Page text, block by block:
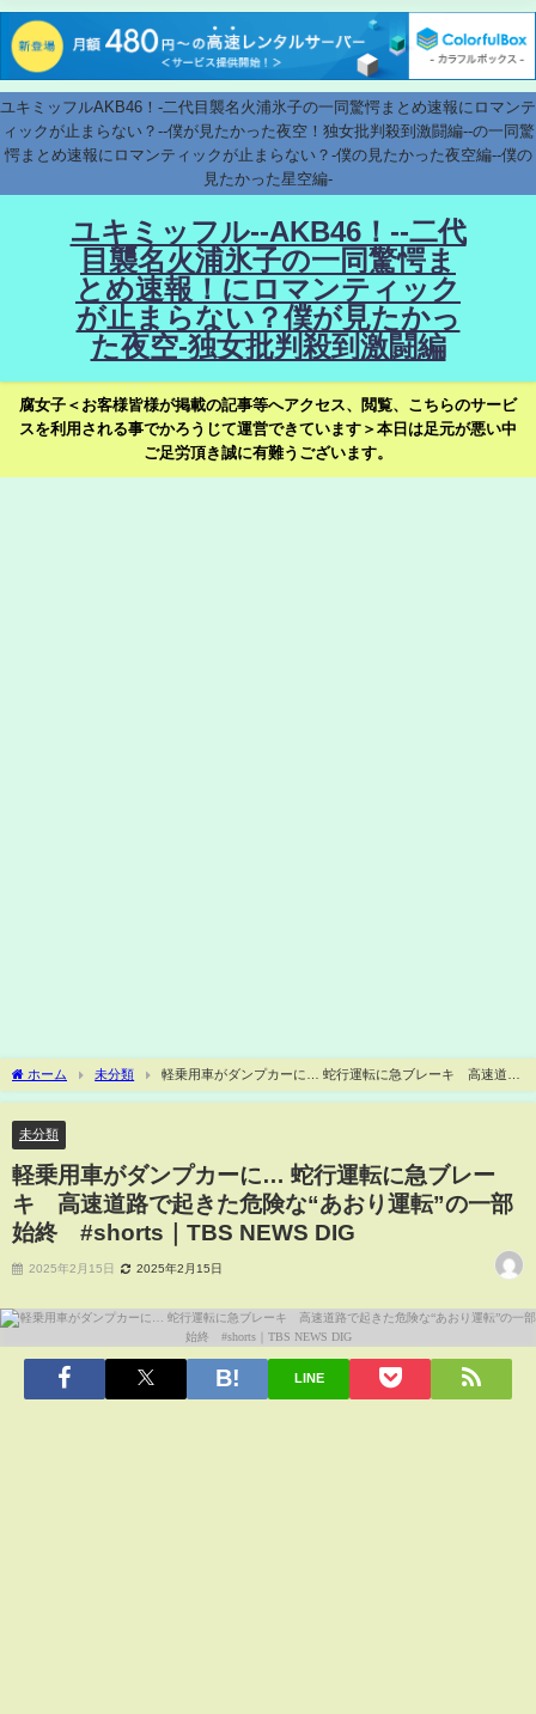
ユキミッフルAKB46！-二代目襲名火浦氷子の一同驚愕まとめ速報にロマンテ
ィックが止まらない？--僕が見たかった夜空！独女批判殺到激闘編--の一同驚
愕まとめ速報にロマンティックが止まらない？-僕の見たかった夜空編--僕の
見たかった星空編-
ユキミッフル--AKB46！--二代
目襲名火浦氷子の一同驚愕ま
とめ速報！にロマンティック
が止まらない？僕が見たかっ
た夜空-独女批判殺到激闘編
腐女子＜お客様皆様が掲載の記事等へアクセス、閲覧、こちらのサービ
スを利用される事でかろうじて運営できています＞本日は足元が悪い中
ご足労頂き誠に有難うございます。
ホーム 未分類
軽乗用車がダンプカーに… 蛇行運転に急ブレーキ 高速道路
で起きた危険な“あおり運転”の一部始終 #shorts｜TBS NEWS DIG
未分類
軽乗用車がダンプカーに… 蛇行運転に急ブレー
キ 高速道路で起きた危険な“あおり運転”の一部
始終 #shorts｜TBS NEWS DIG
2025年2月15日 2025年2月15日
LINE